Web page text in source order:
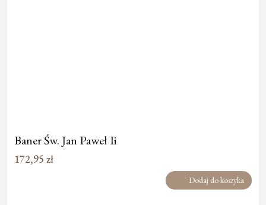
Baner Św. Jan Paweł Ii
172,95 zł
Dodaj do koszyka